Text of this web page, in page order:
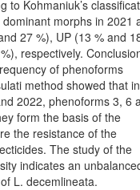
to Kohmaniuk’s
morphs in 2021
27 %), UP (13 % and
respectively.
of phenoforms
method showed that
2022, phenoforms 3, 6
form the basis of the
the resistance of the
The study of the
indicates an
L. decemlineata.